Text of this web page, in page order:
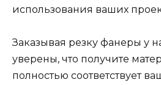
использования ваших
Заказывая резку фанеры у
уверены, что получите
полностью соответствует